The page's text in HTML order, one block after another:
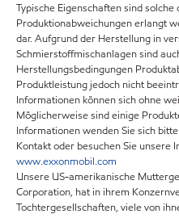
Typische Eigenschaften sind
Produktionabweichungen erlangt
dar. Aufgrund der Herstellung in
Schmierstoffmischanlagen sind
Herstellungsbedingungen
Produktleistung jedoch nicht
Informationen können sich ohne
Möglicherweise sind einige
Informationen wenden Sie sich
Kontakt oder besuchen Sie unsere
www.exxonmobil.com
Unsere US-amerikanische
Corporation, hat in ihrem
Tochtergesellschaften, viele von